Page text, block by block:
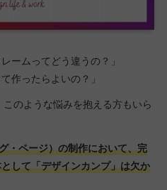
ームってどう違うの？」
作ったらよいの？」
のような悩みを抱える方もいら
・ページ）の制作において、完
して「デザインカンプ」は欠か